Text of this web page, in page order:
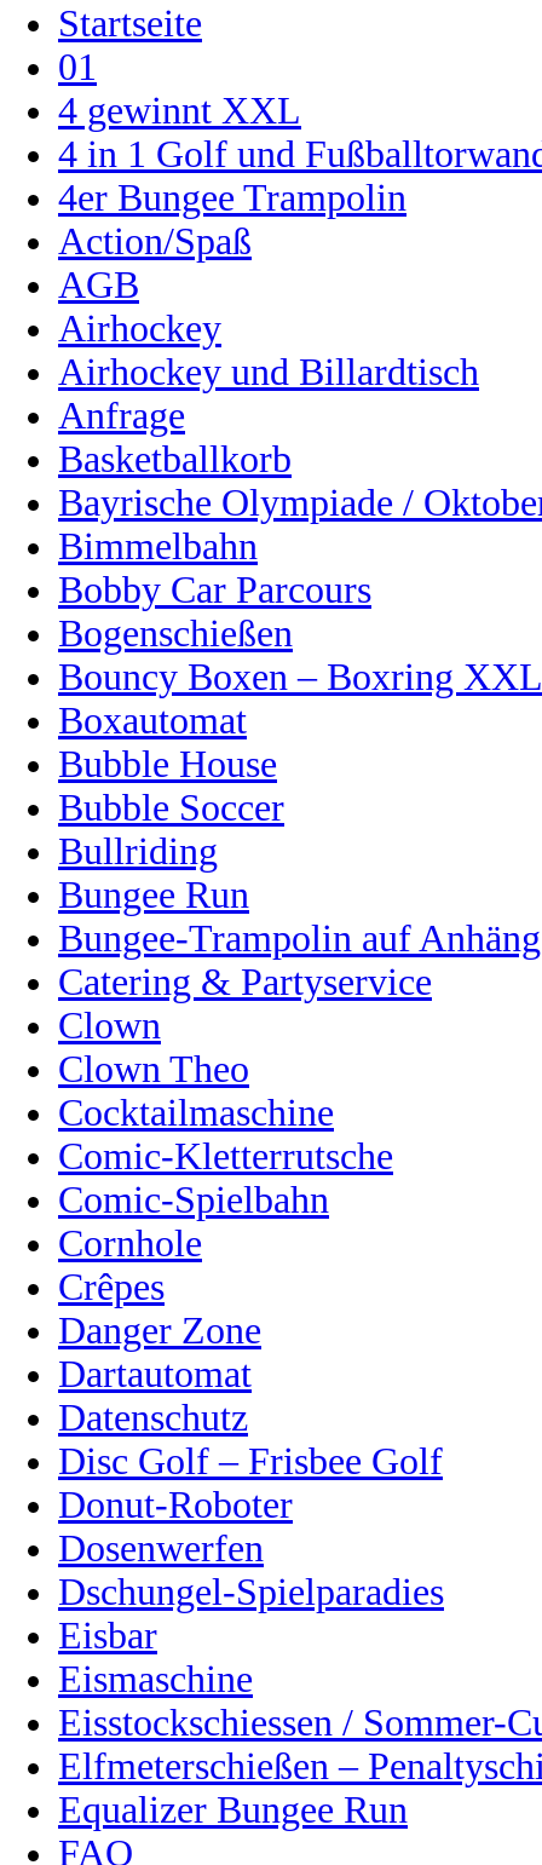
Startseite
01
4 gewinnt XXL
4 in 1 Golf und
4er Bungee Trampolin
Action/Spaß
AGB
Airhockey
Airhockey und Billardtisch
Anfrage
Basketballkorb
Bayrische Olympiade /
Bimmelbahn
Bobby Car Parcours
Bogenschießen
Bouncy Boxen – Boxring XXL
Boxautomat
Bubble House
Bubble Soccer
Bullriding
Bungee Run
Bungee-Trampolin auf
Catering & Partyservice
Clown
Clown Theo
Cocktailmaschine
Comic-Kletterrutsche
Comic-Spielbahn
Cornhole
Crêpes
Danger Zone
Dartautomat
Datenschutz
Disc Golf – Frisbee Golf
Donut-Roboter
Dosenwerfen
Dschungel-Spielparadies
Eisbar
Eismaschine
Eisstockschiessen / Sommer-
Elfmeterschießen –
Equalizer Bungee Run
FAQ